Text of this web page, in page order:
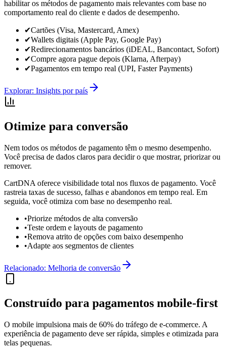
habilitar os métodos de pagamento mais relevantes com base no
comportamento real do cliente e dados de desempenho.
✔Cartões (Visa, Mastercard, Amex)
✔Wallets digitais (Apple Pay, Google Pay)
✔Redirecionamentos bancários (iDEAL, Bancontact, Sofort)
✔Compre agora pague depois (Klarna, Afterpay)
✔Pagamentos em tempo real (UPI, Faster Payments)
Explorar: Insights por país
Otimize para conversão
Nem todos os métodos de pagamento têm o mesmo desempenho.
Você precisa de dados claros para decidir o que mostrar, priorizar ou
remover.
CartDNA oferece visibilidade total nos fluxos de pagamento. Você
rastreia taxas de sucesso, falhas e abandonos em tempo real. Em
seguida, você otimiza com base no desempenho real.
•Priorize métodos de alta conversão
•Teste ordem e layouts de pagamento
•Remova atrito de opções com baixo desempenho
•Adapte aos segmentos de clientes
Relacionado: Melhoria de conversão
Construído para pagamentos mobile-first
O mobile impulsiona mais de 60% do tráfego de e-commerce. A
experiência de pagamento deve ser rápida, simples e otimizada para
telas pequenas.